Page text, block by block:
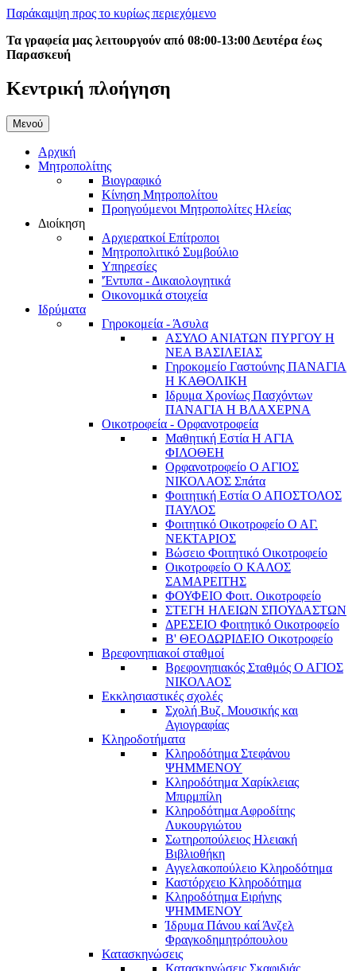
Παράκαμψη προς το κυρίως περιεχόμενο
Τα γραφεία μας λειτουργούν από 08:00-13:00 Δευτέρα έως
Παρασκευή
Κεντρική πλοήγηση
Μενού
Αρχική
Μητροπολίτης
Βιογραφικό
Κίνηση Μητροπολίτου
Προηγούμενοι Μητροπολίτες Ηλείας
Διοίκηση
Αρχιερατκοί Επίτροποι
Μητροπολιτικό Συμβούλιο
Υπηρεσίες
'Έντυπα - Δικαιολογητικά
Οικονομικά στοιχεία
Ιδρύματα
Γηροκομεία - Άσυλα
ΑΣΥΛΟ ΑΝΙΑΤΩΝ ΠΥΡΓΟΥ Η
ΝΕΑ ΒΑΣΙΛΕΙΑΣ
Γηροκομείο Γαστούνης ΠΑΝΑΓΙΑ
Η ΚΑΘΟΛΙΚΗ
Ιδρυμα Χρονίως Πασχόντων
ΠΑΝΑΓΙΑ Η ΒΛΑΧΕΡΝΑ
Οικοτροφεία - Ορφανοτροφεία
Μαθητική Εστία Η ΑΓΙΑ
ΦΙΛΟΘΕΗ
Ορφανοτροφείο Ο ΑΓΙΟΣ
ΝΙΚΟΛΑΟΣ Σπάτα
Φοιτητική Εστία Ο ΑΠΟΣΤΟΛΟΣ
ΠΑΥΛΟΣ
Φοιτητικό Οικοτροφείο Ο ΑΓ.
ΝΕΚΤΑΡΙΟΣ
Βώσειο Φοιτητικό Οικοτροφείο
Οικοτροφείο Ο ΚΑΛΟΣ
ΣΑΜΑΡΕΙΤΗΣ
ΦΟΥΦΕΙΟ Φοιτ. Οικοτροφείο
ΣΤΕΓΗ ΗΛΕΙΩΝ ΣΠΟΥΔΑΣΤΩΝ
ΔΡΕΣΕΙΟ Φοιτητικό Οικοτροφείο
Β' ΘΕΟΔΩΡΙΔΕΙΟ Οικοτροφείο
Βρεφονηπιακοί σταθμοί
Βρεφονηπιακός Σταθμός Ο ΑΓΙΟΣ
ΝΙΚΟΛΑΟΣ
Εκκλησιαστικές σχολές
Σχολή Βυζ. Μουσικής και
Αγιογραφίας
Κληροδοτήματα
Κληροδότημα Στεφάνου
ΨΗΜΜΕΝΟΥ
Κληροδότημα Χαρίκλειας
Μπιρμπίλη
Κληροδότημα Αφροδίτης
Λυκουργιώτου
Σωτηροπούλειος Ηλειακή
Βιβλιοθήκη
Αγγελακοπούλειο Κληροδότημα
Καστόρχειο Κληροδότημα
Κληροδότημα Ειρήνης
ΨΗΜΜΕΝΟΥ
Ίδρυμα Πάνου καί Άνζελ
Φραγκοδημητρόπουλου
Κατασκηνώσεις
Κατασκηνώσεις Σκαφιδιάς